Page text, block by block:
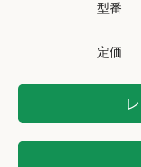
型番
定価